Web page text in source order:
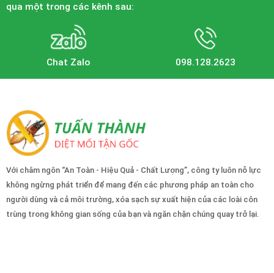
qua một trong các kênh sau:
Chat Zalo 098.128.2623
Với châm ngôn “An Toàn - Hiệu Quả - Chất Lượng”, công ty luôn nỗ lực
không ngừng phát triển để mang đến các phương pháp an toàn cho
người dùng và cả môi trường, xóa sạch sự xuất hiện của các loài côn
trùng trong không gian sống của bạn và ngăn chặn chúng quay trở lại.